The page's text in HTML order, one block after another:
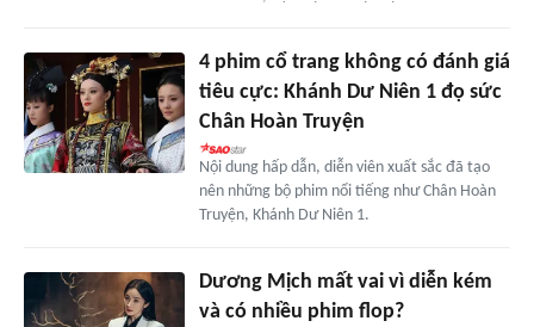
4 phim cổ trang không có đánh giá
tiêu cực: Khánh Dư Niên 1 đọ sức
Chân Hoàn Truyện
Nội dung hấp dẫn, diễn viên xuất sắc đã tạo
nên những bộ phim nổi tiếng như Chân Hoàn
Truyện, Khánh Dư Niên 1.
Dương Mịch mất vai vì diễn kém
và có nhiều phim flop?